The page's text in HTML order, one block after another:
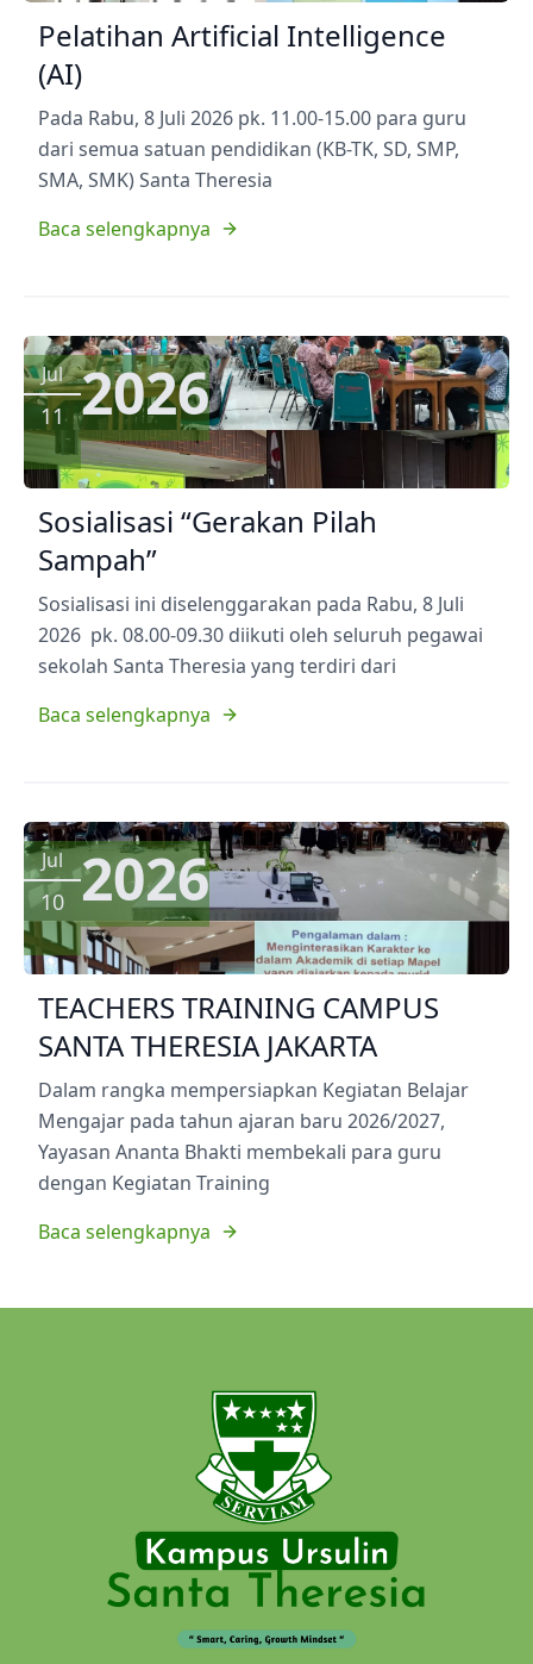
Pelatihan Artificial Intelligence
(AI)
Pada Rabu, 8 Juli 2026 pk. 11.00-15.00 para guru
dari semua satuan pendidikan (KB-TK, SD, SMP,
SMA, SMK) Santa Theresia
Baca selengkapnya
Jul
11 2026
Sosialisasi “Gerakan Pilah
Sampah”
Sosialisasi ini diselenggarakan pada Rabu, 8 Juli
2026 pk. 08.00-09.30 diikuti oleh seluruh pegawai
sekolah Santa Theresia yang terdiri dari
Baca selengkapnya
Jul
10 2026
TEACHERS TRAINING CAMPUS
SANTA THERESIA JAKARTA
Dalam rangka mempersiapkan Kegiatan Belajar
Mengajar pada tahun ajaran baru 2026/2027,
Yayasan Ananta Bhakti membekali para guru
dengan Kegiatan Training
Baca selengkapnya